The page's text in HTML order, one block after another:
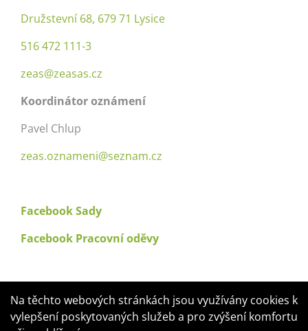
Galerie
Aktuality
Doprava
Družstevní 68, 679 71 Lysice
516 472 111-3
zeas@zeasas.cz
Koordinátor oznámení
Pavel Chlup
zeas.oznameni@seznam.cz
Facebook Sady
Facebook Pracovní oděvy
Na těchto webových stránkách jsou využívány cookies k
vylepšení poskytovaných služeb a pro zvýšení komfortu